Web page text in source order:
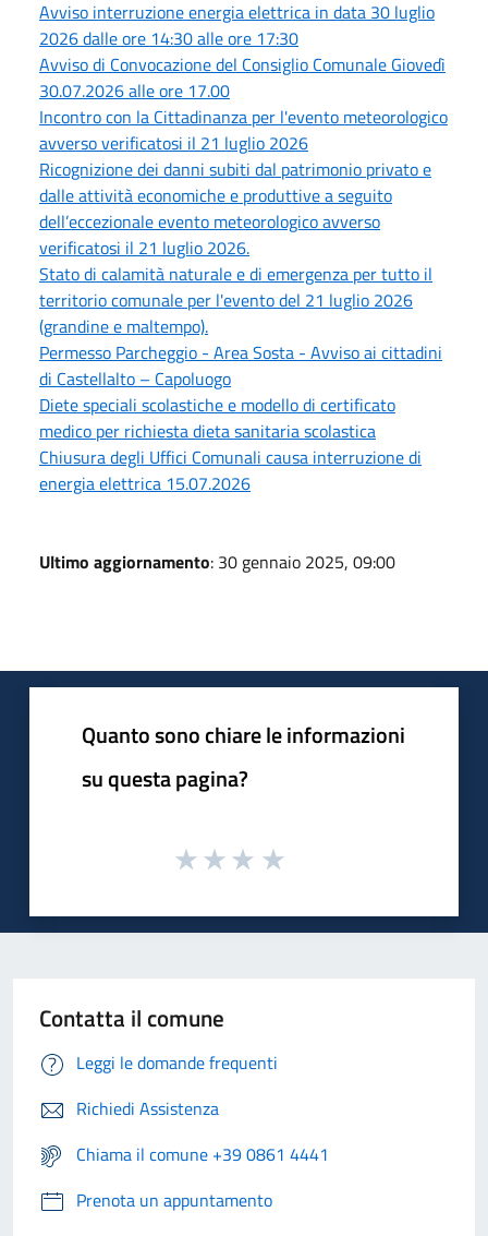
Avviso interruzione energia elettrica in data 30 luglio
2026 dalle ore 14:30 alle ore 17:30
Avviso di Convocazione del Consiglio Comunale Giovedì
30.07.2026 alle ore 17.00
Incontro con la Cittadinanza per l'evento meteorologico
avverso verificatosi il 21 luglio 2026
Ricognizione dei danni subiti dal patrimonio privato e
dalle attività economiche e produttive a seguito
dell’eccezionale evento meteorologico avverso
verificatosi il 21 luglio 2026.
Stato di calamità naturale e di emergenza per tutto il
territorio comunale per l'evento del 21 luglio 2026
(grandine e maltempo).
Permesso Parcheggio - Area Sosta - Avviso ai cittadini
di Castellalto – Capoluogo
Diete speciali scolastiche e modello di certificato
medico per richiesta dieta sanitaria scolastica
Chiusura degli Uffici Comunali causa interruzione di
energia elettrica 15.07.2026
Ultimo aggiornamento: 30 gennaio 2025, 09:00
Quanto sono chiare le informazioni
su questa pagina?
Contatta il comune
Leggi le domande frequenti
Richiedi Assistenza
Chiama il comune +39 0861 4441
Prenota un appuntamento